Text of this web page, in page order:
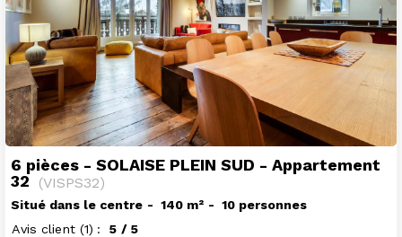
6 pièces - SOLAISE PLEIN SUD - Appartement
32
(VISPS32)
Situé dans le centre 140 m²
10 personnes
Avis client (1) 5 / 5